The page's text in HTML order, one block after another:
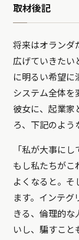
取材後記
将来はオランダ
広げていきたい
に明るい希望に
システム全体を
彼女に、起業家
ろ、下記のよう
「私が大事に
もし私たちがこ
よくなると。そ
ます。インテグ
きる、倫理的な
いし、騙すこと